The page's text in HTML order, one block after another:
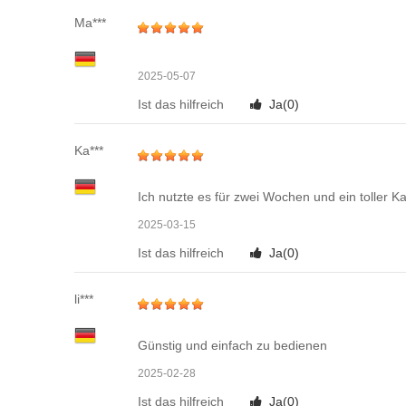
Ma***
2025-05-07
Ist das hilfreich Ja(0)
Ka***
Ich nutzte es für zwei Wochen und ein toller
2025-03-15
Ist das hilfreich Ja(0)
li***
Günstig und einfach zu bedienen
2025-02-28
Ist das hilfreich Ja(0)